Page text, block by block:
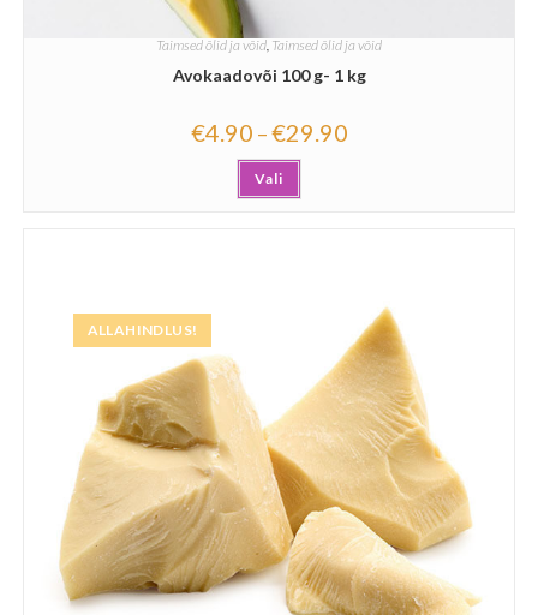
Taimsed õlid ja võid, Taimsed õlid ja võid
Avokaadovõi 100 g- 1 kg
€4.90 –€29.90
Vali
ALLAHINDLUS!